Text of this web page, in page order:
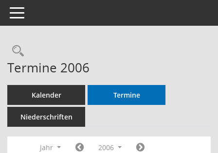
Toggle navigation
Termine 2006
Kalender Termine
Niederschriften
Jahr 2006